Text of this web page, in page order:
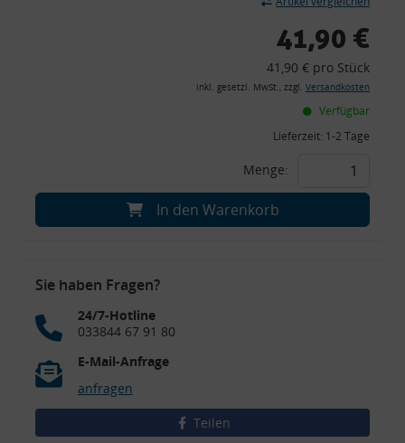
41,90 €
41,90 € pro Stück
inkl. gesetzl. MwSt., zzgl. Versandkosten
Verfügbar
Lieferzeit: 1-2 Tage
Menge:
In den Warenkorb
Sie haben Fragen?
24/7-Hotline
033844 67 91 80
E-Mail-Anfrage
anfragen
Teilen